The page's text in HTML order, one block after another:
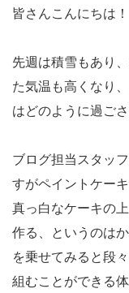
皆さんこんにちは！
先週は積雪もあり
た気温も高くなり
はどのように過ご
ブログ担当スタッ
すがペイントケー
真っ白なケーキの
作る、というのは
を乗せてみると段
組むことができる